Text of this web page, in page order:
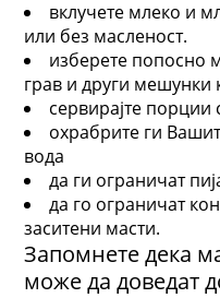
вклучете млеко и
или без масленост.
изберете попосно
грав и други мешунки
сервирајте
охрабрите ги
вода
да ги ограничат
да го ограничат
заситени масти.
Запомнете дека
може да доведат